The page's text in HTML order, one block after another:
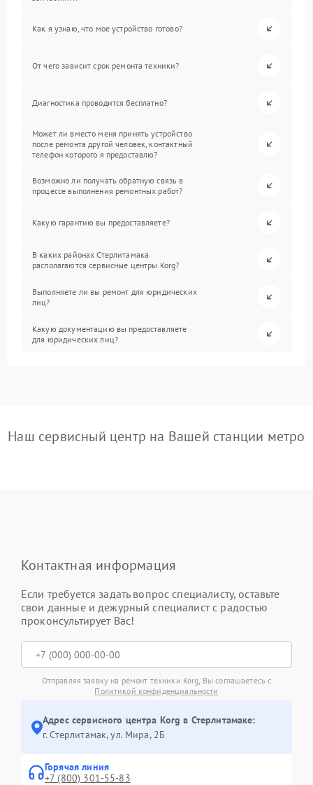
Как я узнаю, что мое устройство готово?
От чего зависит срок ремонта техники?
Диагностика проводится бесплатно?
Может ли вместо меня принять устройство
после ремонта другой человек, контактный
телефон которого я предоставлю?
Возможно ли получать обратную связь в
процессе выполнения ремонтных работ?
Какую гарантию вы предоставляете?
В каких районах Стерлитамака
располагаются сервисные центры Korg?
Выполняете ли вы ремонт для юридических
лиц?
Какую документацию вы предоставляете
для юридических лиц?
Наш сервисный центр на Вашей станции метро
Контактная информация
Если требуется задать вопрос специалисту, оставьте
свои данные и дежурный специалист с радостью
проконсультирует Вас!
Отправляя заявку на ремонт техники Korg, Вы соглашаетесь с
Политикой конфиденциальности
Адрес сервисного центра Korg в Стерлитамаке:
г. Стерлитамак, ул. Мира, 2Б
Горячая линия
+7 (800) 301-55-83